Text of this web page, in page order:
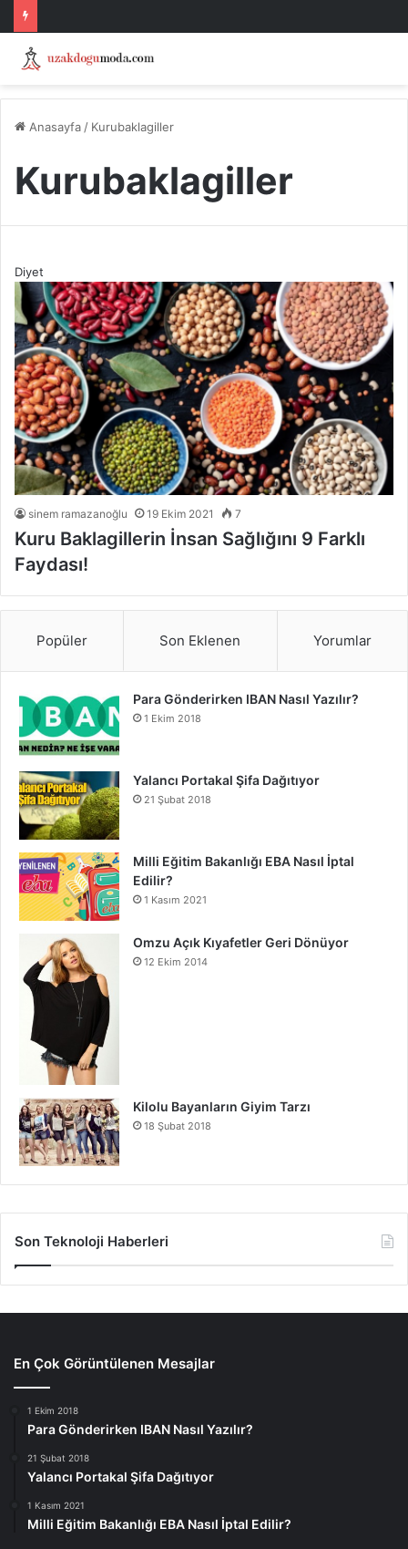
Anasayfa / Kurubaklagiller
Kurubaklagiller
Diyet
sinem ramazanoğlu 19 Ekim 2021 7
Kuru Baklagillerin İnsan Sağlığını 9 Farklı
Faydası!
Popüler Son Eklenen Yorumlar
Para Gönderirken IBAN Nasıl Yazılır?
1 Ekim 2018
Yalancı Portakal Şifa Dağıtıyor
21 Şubat 2018
Milli Eğitim Bakanlığı EBA Nasıl İptal
Edilir?
1 Kasım 2021
Omzu Açık Kıyafetler Geri Dönüyor
12 Ekim 2014
Kilolu Bayanların Giyim Tarzı
18 Şubat 2018
Son Teknoloji Haberleri
En Çok Görüntülenen Mesajlar
1 Ekim 2018
Para Gönderirken IBAN Nasıl Yazılır?
21 Şubat 2018
Yalancı Portakal Şifa Dağıtıyor
1 Kasım 2021
Milli Eğitim Bakanlığı EBA Nasıl İptal Edilir?